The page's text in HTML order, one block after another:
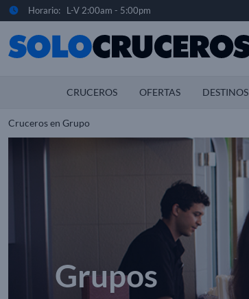
Horario: L-V 2:00am - 5:00pm
CRUCEROS OFERTAS DESTINOS
Cruceros en Grupo
Grupos